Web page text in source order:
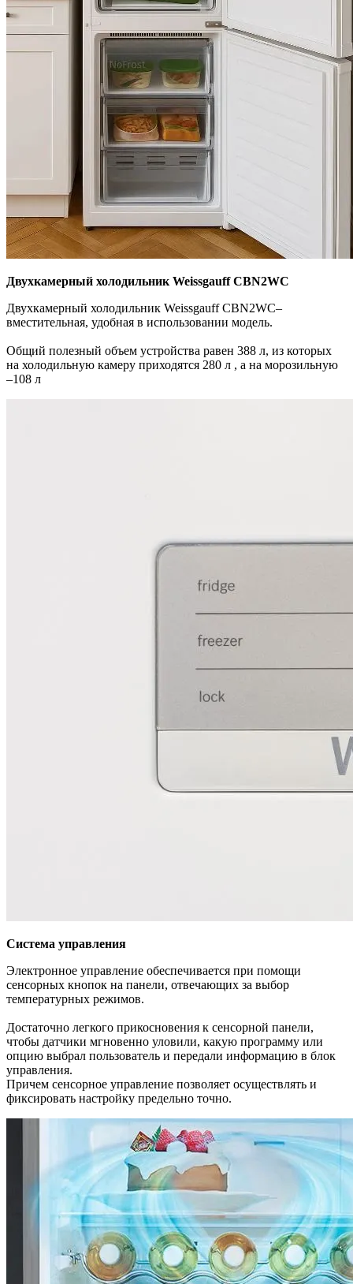
Двухкамерный холодильник Weissgauff CBN2WC
Двухкамерный холодильник Weissgauff CBN2WC–
вместительная, удобная в использовании модель.
Общий полезный объем устройства равен 388 л, из которых
на холодильную камеру приходятся 280 л , а на морозильную
–108 л
Система управления
Электронное управление обеспечивается при помощи
сенсорных кнопок на панели, отвечающих за выбор
температурных режимов.
Достаточно легкого прикосновения к сенсорной панели,
чтобы датчики мгновенно уловили, какую программу или
опцию выбрал пользователь и передали информацию в блок
управления.
Причем сенсорное управление позволяет осуществлять и
фиксировать настройку предельно точно.